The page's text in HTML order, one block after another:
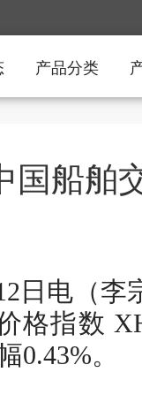
产品分类
国船舶
日电（李
格指数
0.43%。